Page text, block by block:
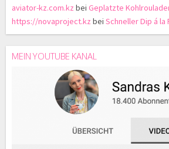
aviator-kz.com.kz bei Geplatzte
https://novaproject.kz bei Schneller Dip á la
MEIN YOUTUBE KANAL